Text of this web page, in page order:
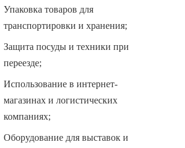
Упаковка товаров для
транспортировки и хранения;
Защита посуды и техники при
переезде;
Использование в интернет-
магазинах и логистических
компаниях;
Оборудование для выставок и